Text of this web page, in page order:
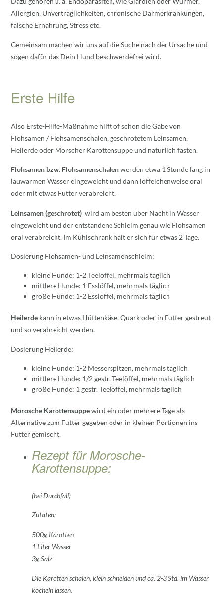
Allergien, Unverträglichkeiten, chronische Darmerkrankungen,
falsche Ernährung, Stress etc.
Gemeinsam machen wir uns auf die Suche nach der Ursache und
sogen dafür das Dein Hund beschwerdefrei wird.
Erste Hilfe
Also Erste-Hilfe-Maßnahme hilft of schon die Gabe von
Flohsamen / Flohsamenschalen, geschrotetem Leinsamen,
Heilerde oder Morscher Karottensuppe und natürlich fasten.
Flohsamen bzw. Flohsamenschalenwerden etwa 1 Stunde lang in
lauwarmen Wasser eingeweicht und dann löffelchenweise oral
oder mit etwas Futter verabreicht.
Leinsamen (geschrotet) wird am besten über Nacht in Wasser
eingeweicht und der entstandene Schleim genau wie Flohsamen
oral verabreicht. Im Kühlschrank hält er sich für etwas 2 Tage.
Dosierung Flohsamen- und Leinsamenschleim:
kleine Hunde: 1-2 Teelöffel, mehrmals täglich
mittlere Hunde: 1 Esslöffel, mehrmals täglich
große Hunde: 1-2 Esslöffel, mehrmals täglich
Heilerde kann in etwas Hüttenkäse, Quark oder in Futter gestreut
und so verabreicht werden.
Dosierung Heilerde:
kleine Hunde: 1-2 Messerspitzen, mehrmals täglich
mittlere Hunde: 1/2 gestr. Teelöffel, mehrmals täglich
große Hunde: 1 gestr. Teelöffel, mehrmals täglich
Morosche Karottensuppewird ein oder mehrere Tage als
Alternative zum Futter gegeben oder in kleinen Portionen ins
Futter gemischt.
Rezept für Morosche-
Karottensuppe:
(bei Durchfall)
Zutaten:
500g Karotten
1 Liter Wasser
3g Salz
Die Karotten schälen, klein schneiden und ca. 2-3 Std. im Wasser
köcheln lassen.